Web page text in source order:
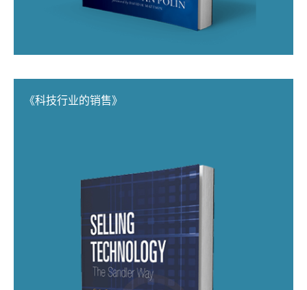
《科技行业的销售》